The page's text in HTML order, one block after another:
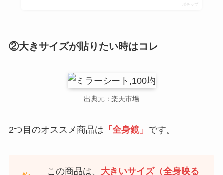
ポチップ
②大きサイズが貼りたい時はコレ
出典元：楽天市場
2つ目のオススメ商品は 「全身鏡」 です。
この商品は、 大きいサイズ（全身映る